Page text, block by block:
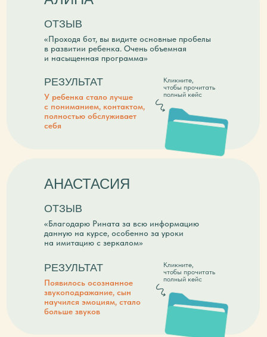
АНАСТАСИЯ
Кликните,
чтобы прочитать
полный кейс
ОТЗЫВ
«Благодарю Рината за всю информацию
данную на курсе, особенно за уроки
на имитацию с зеркалом»
РЕЗУЛЬТАТ
Появилось осознанное
звукоподражание, сын
научился эмоциям, стало
больше звуков
Кликните,
чтобы прочитать
полный кейс
ОТЗЫВ
«Проходя бот, вы видите основные пробелы
в развитии ребенка. Очень объемная
и насыщенная программа»
РЕЗУЛЬТАТ
У ребенка стало лучше
с пониманием, контактом,
полностью обслуживает
себя